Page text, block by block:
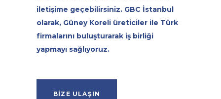
iletişime geçebilirsiniz. GBC İstanbul
olarak, Güney Koreli üreticiler ile Türk
firmalarını buluşturarak iş birliği
yapmayı sağlıyoruz.
BİZE ULAŞIN